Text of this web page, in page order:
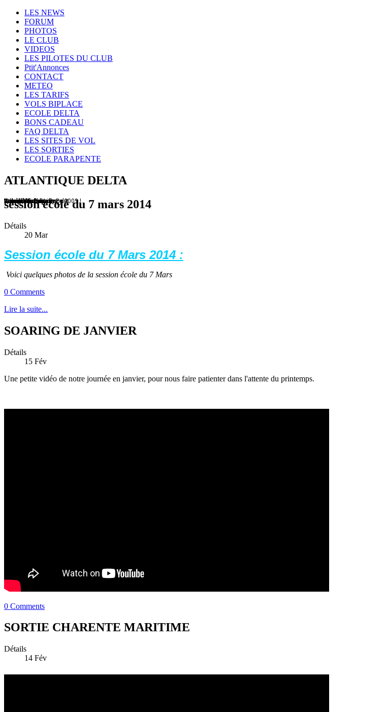
LES NEWS
FORUM
PHOTOS
LE CLUB
VIDEOS
LES PILOTES DU CLUB
Ptit'Annonces
CONTACT
METEO
LES TARIFS
VOLS BIPLACE
ECOLE DELTA
BONS CADEAU
FAQ DELTA
LES SITES DE VOL
LES SORTIES
ECOLE PARAPENTE
ATLANTIQUE DELTA
Treuil à Cabanac
Un club de copains
Lanzarote
Patrick et son Litesport
Vols sur les dunes
Hourtin
Vol sur les dunes
Compétitions
Atlantique Delta Race 2009 !
Vol en Montagne...
Vol sur la dune du Pyla
session école du 7 mars 2014
Détails
20 Mar
Session école du 7 Mars 2014 :
Voici quelques photos de la session école du 7 Mars
0 Comments
Lire la suite...
SOARING DE JANVIER
Détails
15 Fév
Une petite vidéo de notre journée en janvier, pour nous faire patienter dans l'attente du printemps.
0 Comments
SORTIE CHARENTE MARITIME
Détails
14 Fév
Month
Month